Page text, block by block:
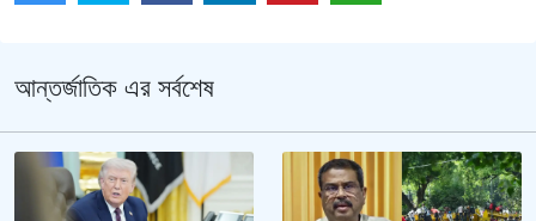
আন্তর্জাতিক এর সর্বশেষ